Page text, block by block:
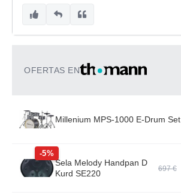
OFERTAS EN
Millenium MPS-1000 E-Drum Set
-5%
Sela Melody Handpan D
Kurd SE220
697 €